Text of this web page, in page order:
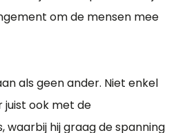
om de mensen mee
als geen ander. Niet enkel
juist ook met de
waarbij hij graag de spanning